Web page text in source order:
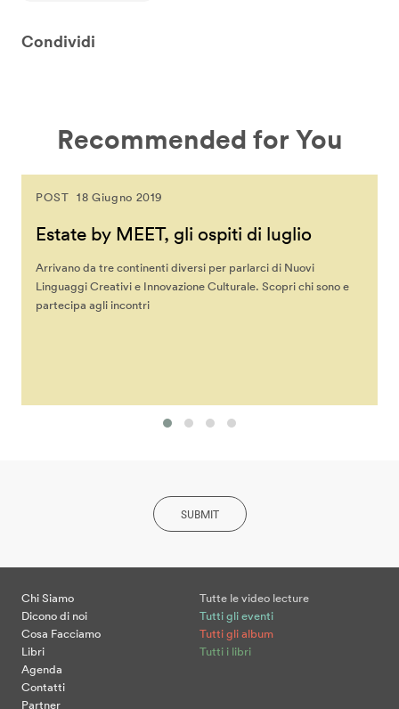
Condividi
Recommended for You
POST 18 Giugno 2019
Estate by MEET, gli ospiti di luglio
Arrivano da tre continenti diversi per parlarci di Nuovi
Linguaggi Creativi e Innovazione Culturale. Scopri chi sono e
partecipa agli incontri
SUBMIT
Chi Siamo
Dicono di noi
Cosa Facciamo
Libri
Agenda
Contatti
Partner
Tutte le video lecture
Tutti gli eventi
Tutti gli album
Tutti i libri